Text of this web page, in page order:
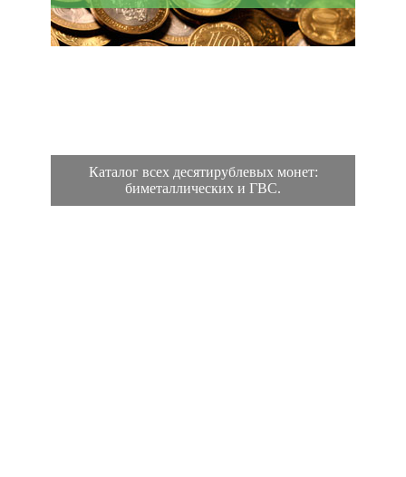
Каталог всех десятирублевых монет:
биметаллических и ГВС.